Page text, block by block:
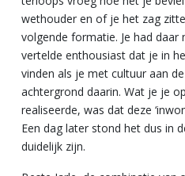
wethouder en of je het zag
volgende formatie. Je had daar
vertelde enthousiast dat je in
vinden als je met cultuur aan
achtergrond daarin. Wat je je
realiseerde, was dat deze
Een dag later stond het dus in
duidelijk zijn.